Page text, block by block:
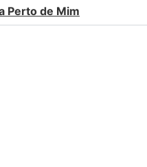
Perto de Mim